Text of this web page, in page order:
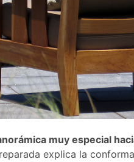
muy especial
explica la